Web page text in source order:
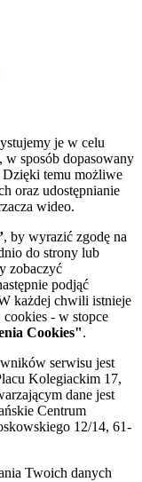
je w celu
w sposób dopasowany
temu możliwe
oraz udostępnianie
wideo.
, by wyrazić zgodę na
do strony lub
zobaczyć
podjąć
każdej chwili istnieje
- w stopce
Cookies".
serwisu jest
Kolegiackim 17,
dane jest
Centrum
12/14, 61-
Twoich danych